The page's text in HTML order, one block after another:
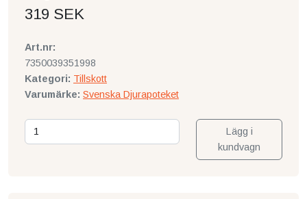
319 SEK
Art.nr:
7350039351998
Kategori: Tillskott
Varumärke: Svenska Djurapoteket
Lägg i
kundvagn